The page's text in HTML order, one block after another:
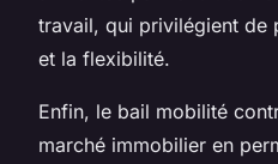
travail, qui privilégient de
et la flexibilité.
Enfin, le bail mobilité
marché immobilier en